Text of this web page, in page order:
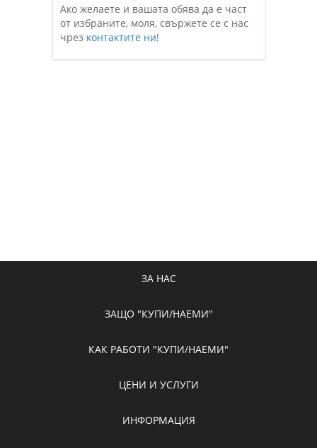
Ако желаете и вашата обява да е част
от избраните, моля, свържете се с нас
чрез контактите ни!
ЗА НАС
ЗАЩО "КУПИ/НАЕМИ"
КАК РАБОТИ "КУПИ/НАЕМИ"
ЦЕНИ И УСЛУГИ
ИНФОРМАЦИЯ